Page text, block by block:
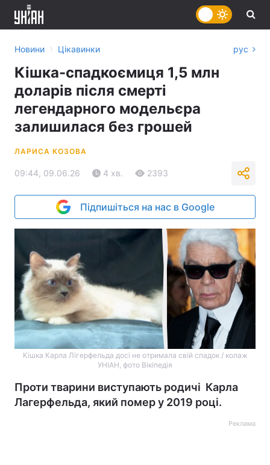
Новини › Цікавинки рус
Кішка-спадкоємиця 1,5 млн
доларів після смерті
легендарного модельєра
залишилася без грошей
ЛАРИСА КОЗОВА
09:44, 09.06.26 4 хв. 2393
Підпишіться на нас в Google
Кішка Карла Лігерфельда досі не отримала свій спадок / колаж
УНІАН, фото Вікіпедія
Проти тварини виступають родичі Карла
Лагерфельда, який помер у 2019 році.
Реклама